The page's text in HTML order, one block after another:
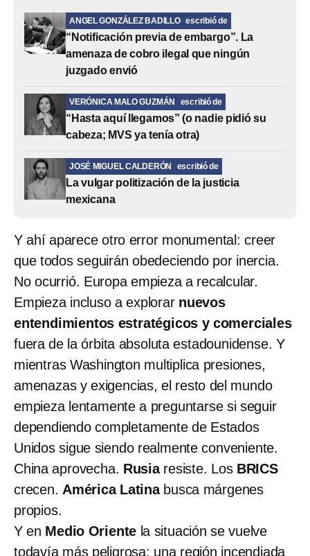
ANGEL GONZÁLEZ BADILLO escribió de
“Notificación previa de embargo”. La
amenaza de cobro ilegal que ningún
juzgado envió
VERÓNICA MALO GUZMÁN escribió de
“Hasta aquí llegamos” (o nadie pidió su
cabeza; MVS ya tenía otra)
JOSÉ MIGUEL CALDERÓN escribió de
La vulgar politización de la justicia
mexicana
Y ahí aparece otro error monumental: creer
que todos seguirán obedeciendo por inercia.
No ocurrió. Europa empieza a recalcular.
Empieza incluso a explorar nuevos
entendimientos estratégicos y comerciales
fuera de la órbita absoluta estadounidense. Y
mientras Washington multiplica presiones,
amenazas y exigencias, el resto del mundo
empieza lentamente a preguntarse si seguir
dependiendo completamente de Estados
Unidos sigue siendo realmente conveniente.
China aprovecha. Rusia resiste. Los BRICS
crecen. América Latinabusca márgenes
propios.
Y en Medio Oriente la situación se vuelve
todavía más peligrosa: una región incendiada